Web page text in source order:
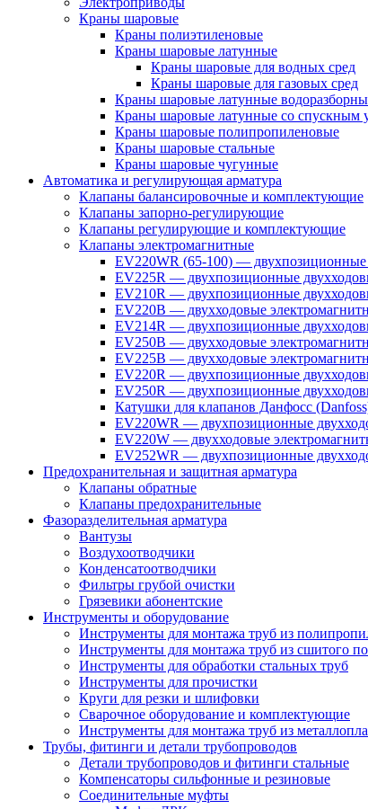
Краны шаровые
Краны полиэтиленовые
Краны шаровые латунные
Краны шаровые для водных сред
Краны шаровые для газовых сред
Краны шаровые латунные
Краны шаровые латунные со спускным
Краны шаровые полипропиленовые
Краны шаровые стальные
Краны шаровые чугунные
Автоматика и регулирующая арматура
Клапаны балансировочные и комплектующие
Клапаны запорно-регулирующие
Клапаны регулирующие и комплектующие
Клапаны электромагнитные
EV220WR (65-100) — двухпозиционные
EV225R — двухпозиционные
EV210R — двухпозиционные
EV220B — двухходовые
EV214R — двухпозиционные
EV250B — двухходовые
EV225B — двухходовые
EV220R — двухпозиционные
EV250R — двухпозиционные
Катушки для клапанов Данфосс
EV220WR — двухпозиционные
EV220W — двухходовые
EV252WR — двухпозиционные
Предохранительная и защитная арматура
Клапаны обратные
Клапаны предохранительные
Фазоразделительная арматура
Вантузы
Воздухоотводчики
Конденсатоотводчики
Фильтры грубой очистки
Грязевики абонентские
Инструменты и оборудование
Инструменты для монтажа труб из
Инструменты для монтажа труб из сшитого
Инструменты для обработки стальных труб
Инструменты для прочистки
Круги для резки и шлифовки
Сварочное оборудование и комплектующие
Инструменты для монтажа труб из
Трубы, фитинги и детали трубопроводов
Детали трубопроводов и фитинги стальные
Компенсаторы сильфонные и резиновые
Соединительные муфты